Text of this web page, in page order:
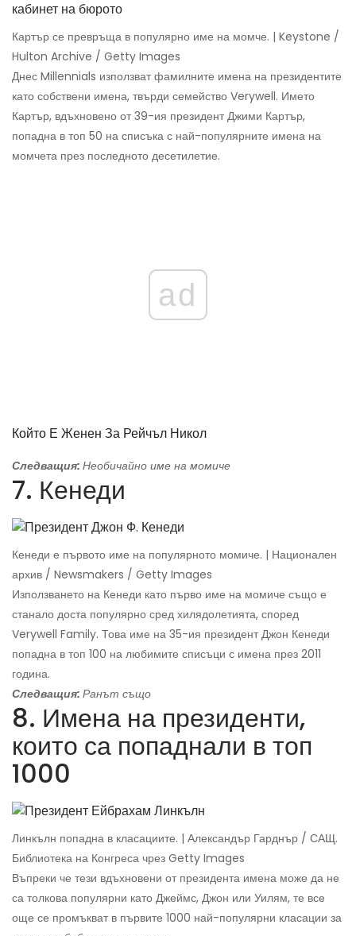
Картър се превръща в популярно име на момче. | Keystone /
Hulton Archive / Getty Images
Днес Millennials използват фамилните имена на президентите
като собствени имена, твърди семейство Verywell. Името
Картър, вдъхновено от 39-ия президент Джими Картър,
попадна в топ 50 на списъка с най-популярните имена на
момчета през последното десетилетие.
ad
Който Е Женен За Рейчъл Никол
Следващия: Необичайно име на момиче
7. Кенеди
Кенеди е първото име на популярното момиче. | Национален
архив / Newsmakers / Getty Images
Използването на Кенеди като първо име на момиче също е
станало доста популярно сред хилядолетията, според
Verywell Family. Това име на 35-ия президент Джон Кенеди
попадна в топ 100 на любимите списъци с имена през 2011
година.
Следващия: Ранът също
8. Имена на президенти,
които са попаднали в топ
1000
Линкълн попадна в класациите. | Александър Гарднър / САЩ.
Библиотека на Конгреса чрез Getty Images
Въпреки че тези вдъхновени от президента имена може да не
са толкова популярни като Джеймс, Джон или Уилям, те все
още се промъкват в първите 1000 най-популярни класации за